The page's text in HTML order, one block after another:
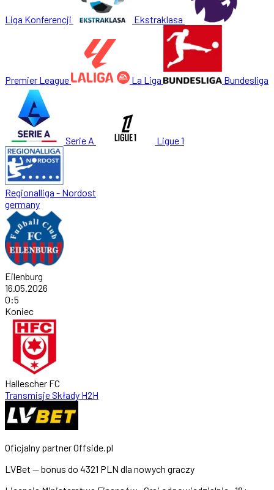
Liga Konferencji Ekstraklasa
Premier League La Liga Bundesliga
Serie A Ligue 1
Regionalliga - Nordost
germany
Eilenburg
16.05.2026
0:5
Koniec
Hallescher FC
TransmisjeSkłady H2H
Oficjalny partner Offside.pl
LVBet — bonus do 4321 PLN dla nowych graczy